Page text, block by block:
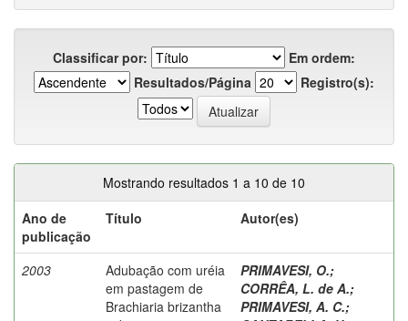
Classificar por:
Em ordem:
Resultados/Página
Registro(s):
Mostrando resultados 1 a 10 de 10
Ano de
publicação
Título Autor(es)
2003
Adubação com uréia
em pastagem de
Brachiaria brizantha
PRIMAVESI, O.;
CORRÊA, L. de A.;
PRIMAVESI, A. C.;